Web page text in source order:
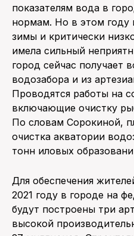
показателям вода в
нормам. Но в этом году
зимы и критически
имела сильный
город сейчас получает
водозабора и из
Проводятся работы на
включающие очистку
По словам Сорокиной,
очистка акватории
тонн иловых
Для обеспечения
2021 году в городе на
будут построены три
высокой